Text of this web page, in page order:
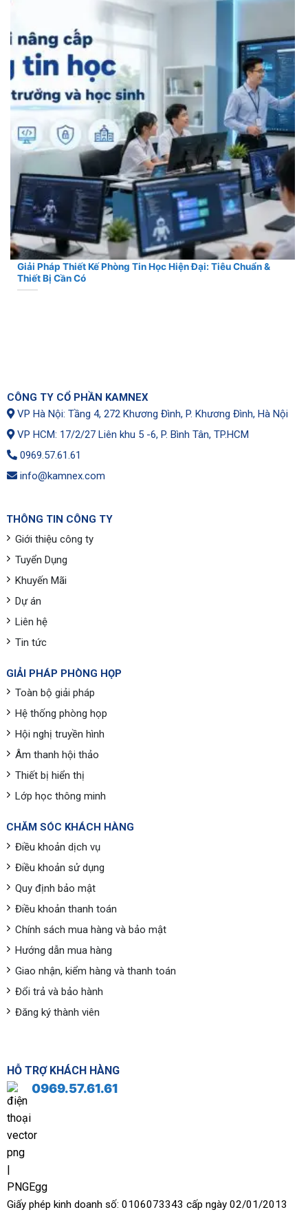
Giải Pháp Thiết Kế Phòng Tin Học Hiện Đại: Tiêu Chuẩn &
Thiết Bị Cần Có
CÔNG TY CỔ PHẦN KAMNEX
VP Hà Nội: Tầng 4, 272 Khương Đình, P. Khương Đình, Hà Nội
VP HCM: 17/2/27 Liên khu 5 -6, P. Bình Tân, TP.HCM
0969.57.61.61
info@kamnex.com
THÔNG TIN CÔNG TY
Giới thiệu công ty
Tuyển Dụng
Khuyến Mãi
Dự án
Liên hệ
Tin tức
GIẢI PHÁP PHÒNG HỌP
Toàn bộ giải pháp
Hệ thống phòng họp
Hội nghị truyền hình
Âm thanh hội thảo
Thiết bị hiển thị
Lớp học thông minh
CHĂM SÓC KHÁCH HÀNG
Điều khoản dịch vụ
Điều khoản sử dụng
Quy định bảo mật
Điều khoản thanh toán
Chính sách mua hàng và bảo mật
Hướng dẫn mua hàng
Giao nhận, kiểm hàng và thanh toán
Đổi trả và bảo hành
Đăng ký thành viên
HỖ TRỢ KHÁCH HÀNG
0969.57.61.61
Giấy phép kinh doanh số: 0106073343 cấp ngày 02/01/2013